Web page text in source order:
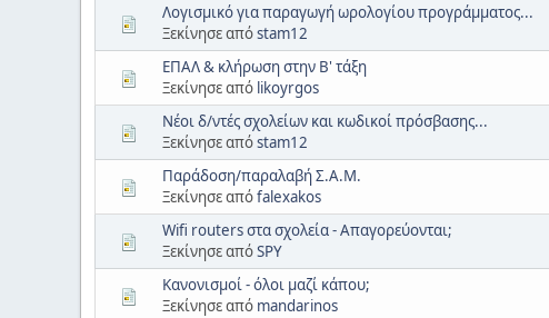
Λογισμικό για παραγωγή ωρολογίου προγράμματος...
Ξεκίνησε απόstam12
ΕΠΑΛ & κλήρωση στην Β' τάξη
Ξεκίνησε από likoyrgos
Νέοι δ/ντές σχολείων και κωδικοί πρόσβασης...
Ξεκίνησε απόstam12
Παράδοση/παραλαβή Σ.Α.Μ.
Ξεκίνησε απόfalexakos
Wifi routers στα σχολεία - Απαγορεύονται;
Ξεκίνησε απόSPY
Κανονισμοί - όλοι μαζί κάπου;
Ξεκίνησε από mandarinos